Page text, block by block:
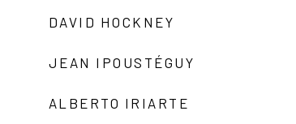
DAVID HOCKNEY
JEAN IPOUSTÉGUY
ALBERTO IRIARTE